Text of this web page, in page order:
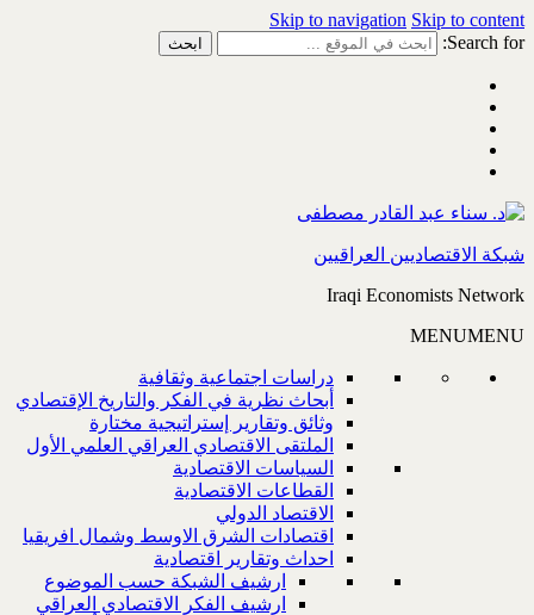
Skip to navigation Skip to content
Search for:
شبكة الاقتصاديين العراقيين
Iraqi Economists Network
MENUMENU
دراسات اجتماعية وثقافية
أبحاث نظرية في الفكر والتاريخ الإقتصادي
وثائق وتقارير إستراتيجية مختارة
الملتقى الاقتصادي العراقي العلمي الأول
السياسات الاقتصادية
القطاعات الاقتصادية
الاقتصاد الدولي
اقتصادات الشرق الاوسط وشمال افريقيا
احداث وتقارير اقتصادية
ارشيف الشبكة حسب الموضوع
ارشيف الفكر الاقتصادي العراقي